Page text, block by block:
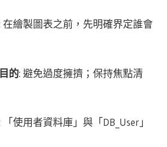
在繪製圖表之前，先明確界定誰會
的: 避免過度擁擠；保持焦點清
「使用者資料庫」與「DB_User」